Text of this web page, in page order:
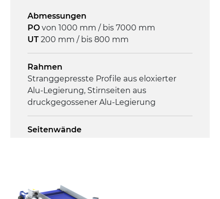
Steuerung
Abmessungen
PO von 1000 mm / bis 7000 mm
UT 200 mm / bis 800 mm
Rahmen
Stranggepresste Profile aus eloxierter
Alu-Legierung, Stirnseiten aus
druckgegossener Alu-Legierung
Seitenwände
ausziehbare Elemente aus